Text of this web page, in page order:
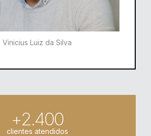
Vinicius Luiz da Silva
+2.400
clientes atendidos